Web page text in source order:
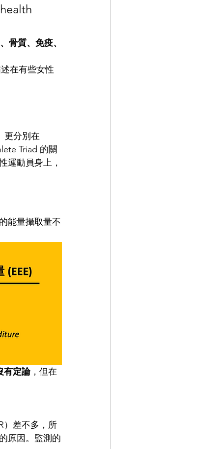
骨質、免疫、
在有些女性
更分別在
Triad 的關
運動員身上，
能量攝取量不
有定論，但在
）差不多，所
原因。監測的